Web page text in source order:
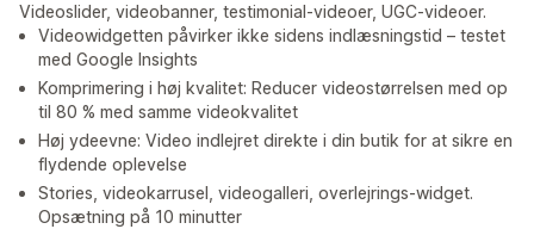
Videoslider, videobanner, testimonial-videoer, UGC-videoer.
Videowidgetten påvirker ikke sidens indlæsningstid – testet
med Google Insights
Komprimering i høj kvalitet: Reducer videostørrelsen med op
til 80 % med samme videokvalitet
Høj ydeevne: Video indlejret direkte i din butik for at sikre en
flydende oplevelse
Stories, videokarrusel, videogalleri, overlejrings-widget.
Opsætning på 10 minutter